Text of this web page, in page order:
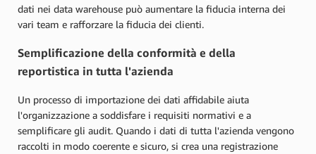
dati nei data warehouse può aumentare la fiducia interna dei
vari team e rafforzare la fiducia dei clienti.
Semplificazione della conformità e della
reportistica in tutta l'azienda
Un processo di importazione dei dati affidabile aiuta
l'organizzazione a soddisfare i requisiti normativi e a
semplificare gli audit. Quando i dati di tutta l'azienda vengono
raccolti in modo coerente e sicuro, si crea una registrazione